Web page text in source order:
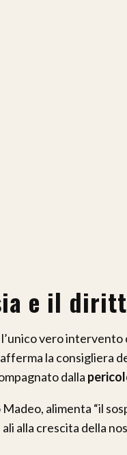
e il
l’unico vero
la consigliera
dalla
alimenta “il
alla crescita della